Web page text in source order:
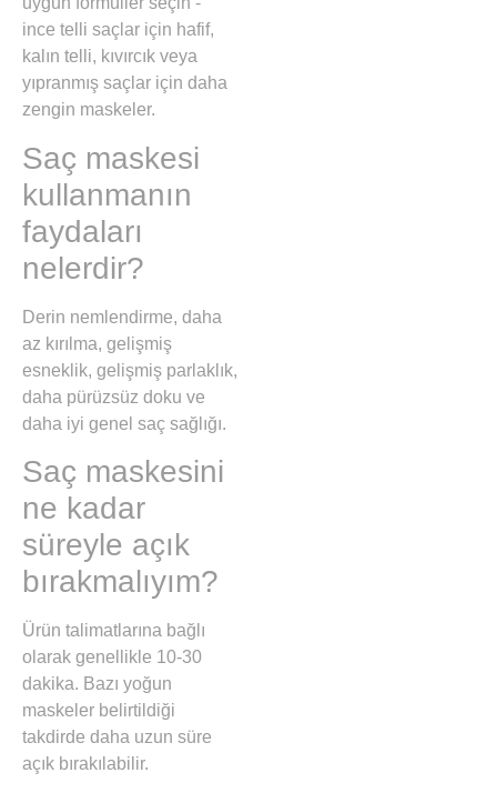
ince telli saçlar için hafif,
kalın telli, kıvırcık veya
yıpranmış saçlar için daha
zengin maskeler.
Saç maskesi
kullanmanın
faydaları
nelerdir?
Derin nemlendirme, daha
az kırılma, gelişmiş
esneklik, gelişmiş parlaklık,
daha pürüzsüz doku ve
daha iyi genel saç sağlığı.
Saç maskesini
ne kadar
süreyle açık
bırakmalıyım?
Ürün talimatlarına bağlı
olarak genellikle 10-30
dakika. Bazı yoğun
maskeler belirtildiği
takdirde daha uzun süre
açık bırakılabilir.